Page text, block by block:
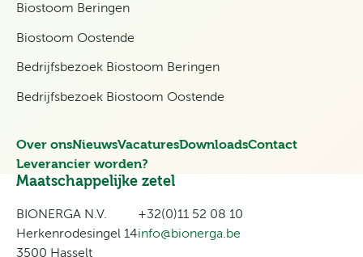
Biostoom Beringen
Biostoom Oostende
Bedrijfsbezoek Biostoom Beringen
Bedrijfsbezoek Biostoom Oostende
Over onsNieuwsVacaturesDownloadsContact
Leverancier worden?
Maatschappelijke zetel
BIONERGA N.V.
Herkenrodesingel 14
3500 Hasselt
+32(0)11 52 08 10
info@bionerga.be